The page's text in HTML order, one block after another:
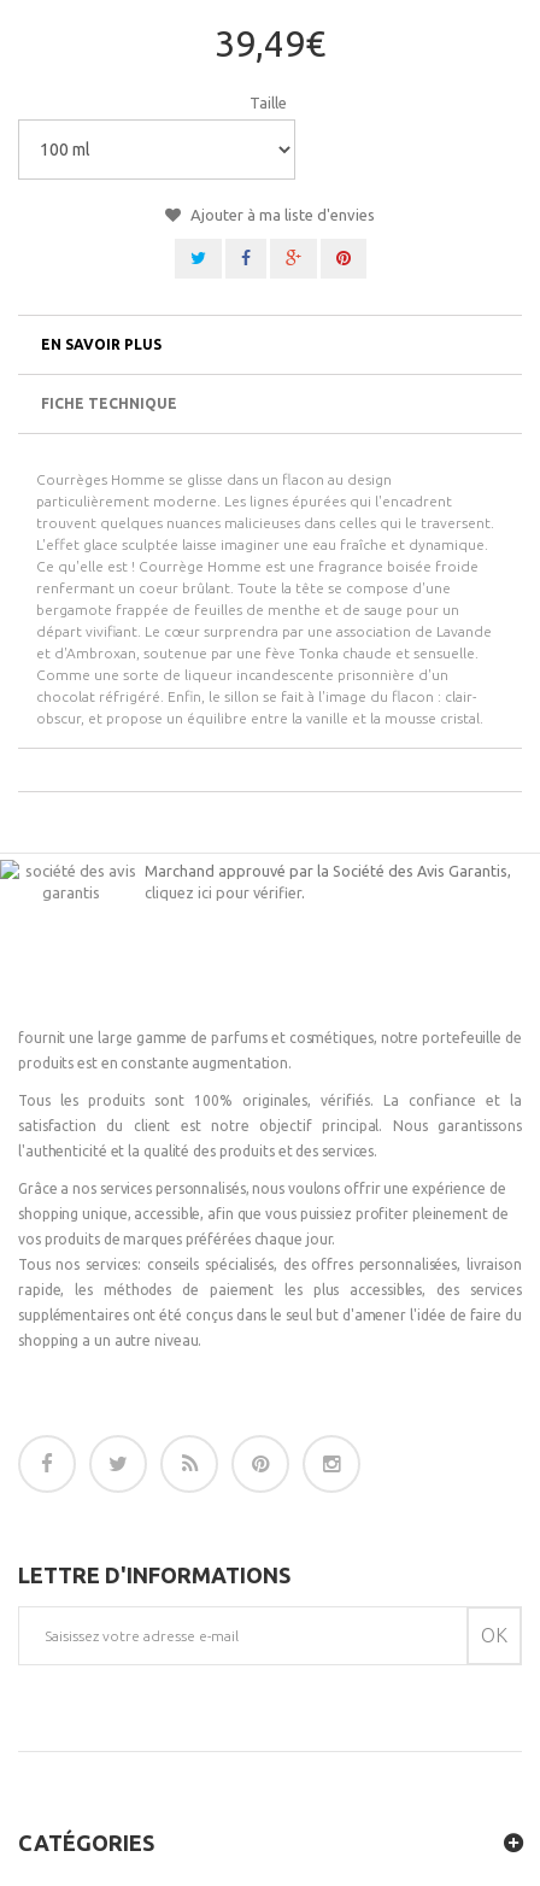
39,49€
Taille
Ajouter à ma liste d'envies
EN SAVOIR PLUS
FICHE TECHNIQUE
Courrèges Homme se glisse dans un flacon au design
particulièrement moderne. Les lignes épurées qui l'encadrent
trouvent quelques nuances malicieuses dans celles qui le traversent.
L'effet glace sculptée laisse imaginer une eau fraîche et dynamique.
Ce qu'elle est ! Courrège Homme est une fragrance boisée froide
renfermant un coeur brûlant. Toute la tête se compose d'une
bergamote frappée de feuilles de menthe et de sauge pour un
départ vivifiant. Le cœur surprendra par une association de Lavande
et d'Ambroxan, soutenue par une fève Tonka chaude et sensuelle.
Comme une sorte de liqueur incandescente prisonnière d'un
chocolat réfrigéré. Enfin, le sillon se fait à l'image du flacon : clair-
obscur, et propose un équilibre entre la vanille et la mousse cristal.
Marchand approuvé par la Société des Avis Garantis,
cliquez ici pour vérifier.
fournit une large gamme de parfums et cosmétiques, notre portefeuille de
produits est en constante augmentation.
Tous les produits sont 100% originales, vérifiés. La confiance et la
satisfaction du client est notre objectif principal. Nous garantissons
l'authenticité et la qualité des produits et des services.
Grâce a nos services personnalisés, nous voulons offrir une expérience de
shopping unique, accessible, afin que vous puissiez profiter pleinement de
vos produits de marques préférées chaque jour.
Tous nos services: conseils spécialisés, des offres personnalisées, livraison
rapide, les méthodes de paiement les plus accessibles, des services
supplémentaires ont été conçus dans le seul but d'amener l'idée de faire du
shopping a un autre niveau.
LETTRE D'INFORMATIONS
OK
CATÉGORIES